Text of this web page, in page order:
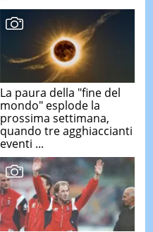
La paura della "fine del
mondo" esplode la
prossima settimana,
quando tre agghiaccianti
eventi ...